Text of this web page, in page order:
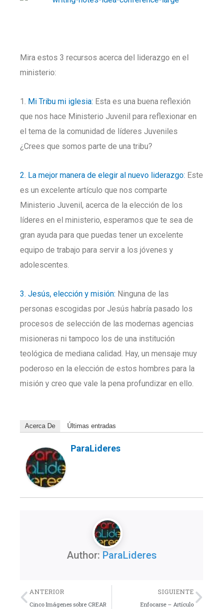
Mira estos 3 recursos acerca del liderazgo en el
ministerio:
1. Mi Tribu mi iglesia: Esta es una buena reflexión
que nos hace Ministerio Juvenil para reflexionar en
el tema de la comunidad de líderes Juveniles
¿Crees que somos parte de una tribu?
2. La mejor manera de elegir al nuevo liderazgo: Este
es un excelente artículo que nos comparte
Ministerio Juvenil, acerca de la elección de los
líderes en el ministerio, esperamos que te sea de
gran ayuda para que puedas tener un excelente
equipo de trabajo para servir a los jóvenes y
adolescentes.
3. Jesús, elección y misión: Ninguna de las
personas escogidas por Jesús habría pasado los
procesos de selección de las modernas agencias
misioneras ni tampoco los de una institución
teológica de mediana calidad. Hay, un mensaje muy
poderoso en la elección de estos hombres para la
misión y creo que vale la pena profundizar en ello.
Acerca De Últimas entradas
ParaLideres
Author: ParaLideres
Previo
ANTERIOR
Cinco Imágenes sobre CREAR
SIGUIENTE
Enfocarse – Artículo